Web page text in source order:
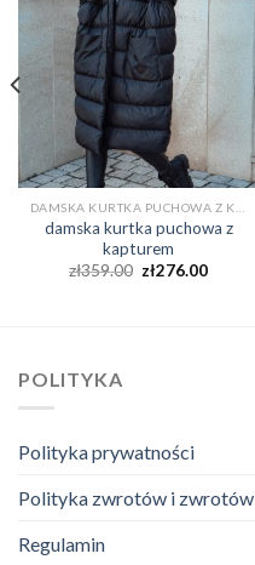
damska kurtka puchowa z
kapturem
zł359.00 zł276.00
POLITYKA
Polityka prywatności
Polityka zwrotów i zwrotów
Regulamin